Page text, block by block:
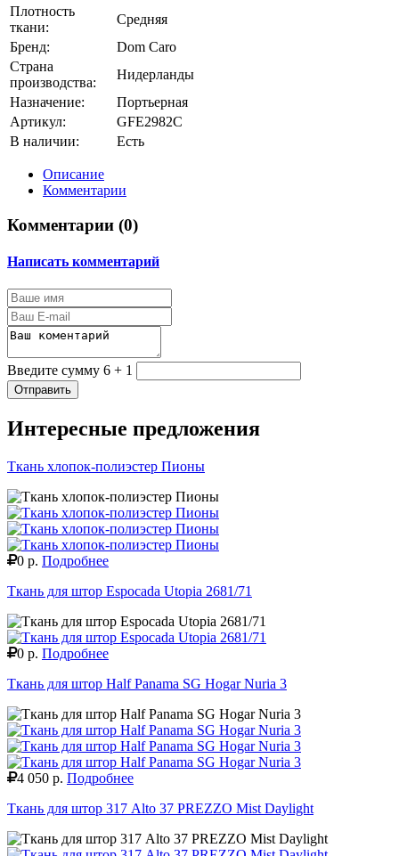
Плотность
ткани:
Средняя
Бренд:
Dom Caro
Страна
производства:
Нидерланды
Назначение:
Портьерная
Артикул:
GFE2982C
В наличии:
Есть
Описание
Комментарии
Комментарии (0)
Написать комментарий
Введите сумму 6 + 1
Отправить
Интересные предложения
Ткань хлопок-полиэстер Пионы
0 р. Подробнее
Ткань для штор Espocada Utopia 2681/71
0 р. Подробнее
Ткань для штор Half Panama SG Hogar Nuria 3
4 050 р. Подробнее
Ткань для штор 317 Alto 37 PREZZO Mist Daylight